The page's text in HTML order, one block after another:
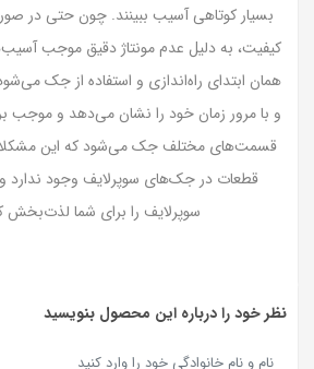
بسیار کوتاهی آسیب ببینند. چون حتی در
کیفیت، به دلیل عدم مونتاژ دقیق موجب
همان ابتدای راه‌اندازی و استفاده از جک
و با مرور زمان خود را نشان می‌دهد و موجب
قسمت‌های مختلف جک‌ می‌شود که این مشکلات
قطعات در جک‌های سوپرلایف وجود ندارد
سوپرلایف را برای شما لذت‌بخش
نظر خود را درباره این محصول بنویسید